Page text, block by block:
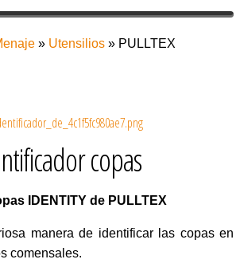
» Utensilios » PULLTEX
copas
IDENTITY de PULLTEX
manera de identificar las copas en
comensales.